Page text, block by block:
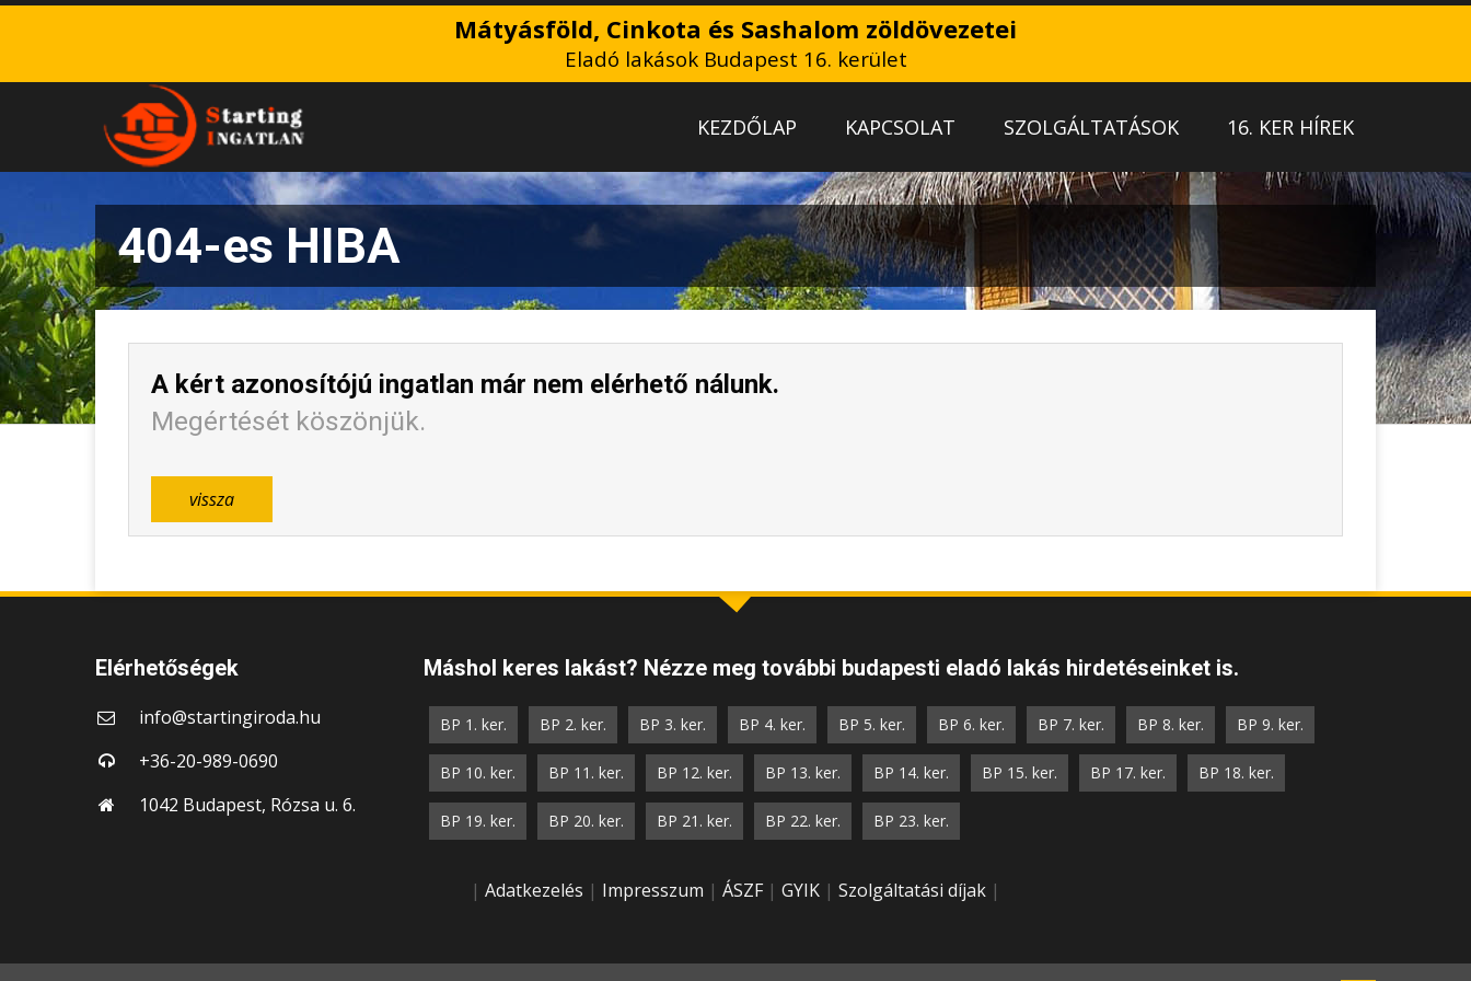
Mátyásföld, Cinkota és Sashalom zöldövezetei
Eladó lakások Budapest 16. kerület
KEZDŐLAP KAPCSOLAT SZOLGÁLTATÁSOK 16. KER HÍREK
404-es HIBA
A kért azonosítójú ingatlan már nem elérhető nálunk.
Megértését köszönjük.
vissza
Elérhetőségek
info@startingiroda.hu
+36-20-989-0690
1042 Budapest, Rózsa u. 6.
Máshol keres lakást? Nézze meg további budapesti eladó lakás hirdetéseinket is.
BP 1. ker. BP 2. ker. BP 3. ker. BP 4. ker. BP 5. ker. BP 6. ker. BP 7. ker. BP 8. ker. BP 9. ker.
BP 10. ker. BP 11. ker. BP 12. ker. BP 13. ker. BP 14. ker. BP 15. ker. BP 17. ker. BP 18. ker.
BP 19. ker. BP 20. ker. BP 21. ker. BP 22. ker. BP 23. ker.
| Adatkezelés | Impresszum | ÁSZF | GYIK | Szolgáltatási díjak |